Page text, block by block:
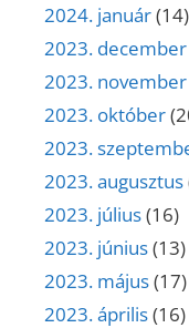
2024. január(14)
2023. december
2023. november
2023. október
2023.
2023. augusztus
2023. július(16)
2023. június(13)
2023. május(17)
2023. április(16)